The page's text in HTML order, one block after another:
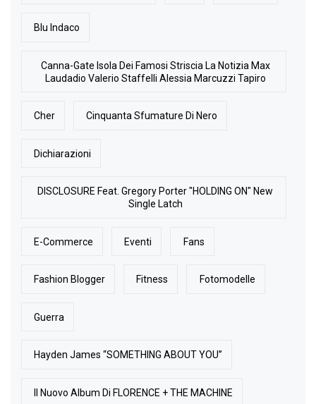
Blu Indaco
Canna-Gate Isola Dei Famosi Striscia La Notizia Max
Laudadio Valerio Staffelli Alessia Marcuzzi Tapiro
Cher Cinquanta Sfumature Di Nero
Dichiarazioni
DISCLOSURE Feat. Gregory Porter "HOLDING ON" New
Single Latch
E-Commerce Eventi Fans
Fashion Blogger Fitness Fotomodelle
Guerra
Hayden James “SOMETHING ABOUT YOU”
Il Nuovo Album Di FLORENCE + THE MACHINE